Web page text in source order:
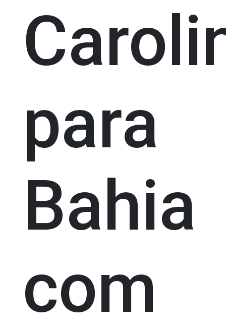
para
Bahia
com